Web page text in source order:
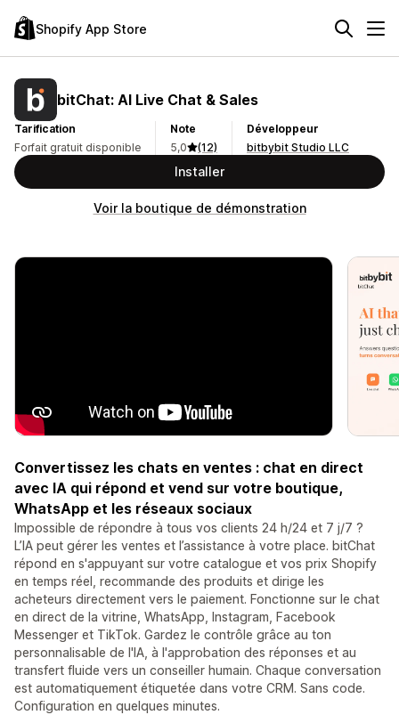
Shopify App Store
bitChat: AI Live Chat & Sales
Tarification
Forfait gratuit disponible
Note
5,0
(12)
Développeur
bitbybit Studio LLC
Installer
Voir la boutique de démonstration
Convertissez les chats en ventes : chat en direct
avec IA qui répond et vend sur votre boutique,
WhatsApp et les réseaux sociaux
Impossible de répondre à tous vos clients 24 h/24 et 7 j/7 ?
L’IA peut gérer les ventes et l’assistance à votre place. bitChat
répond en s'appuyant sur votre catalogue et vos prix Shopify
en temps réel, recommande des produits et dirige les
acheteurs directement vers le paiement. Fonctionne sur le chat
en direct de la vitrine, WhatsApp, Instagram, Facebook
Messenger et TikTok. Gardez le contrôle grâce au ton
personnalisable de l'IA, à l'approbation des réponses et au
transfert fluide vers un conseiller humain. Chaque conversation
est automatiquement étiquetée dans votre CRM. Sans code.
Configuration en quelques minutes.